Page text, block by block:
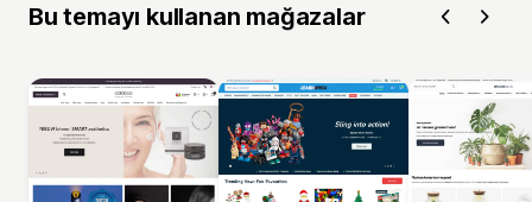
Bu temayı kullanan mağazalar